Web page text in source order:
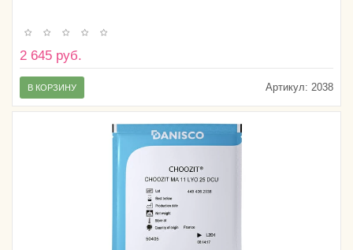
2 645 руб.
Артикул: 2038
В КОРЗИНУ